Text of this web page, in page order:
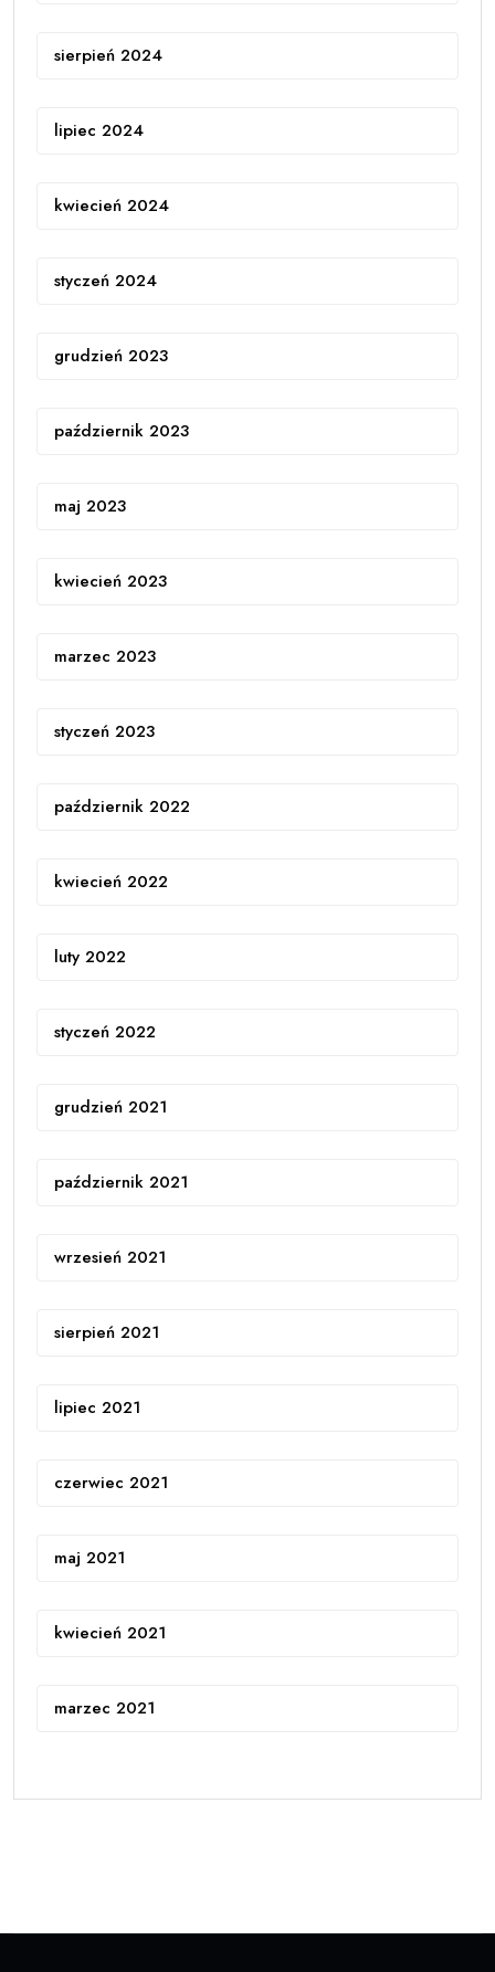
sierpień 2024
lipiec 2024
kwiecień 2024
styczeń 2024
grudzień 2023
październik 2023
maj 2023
kwiecień 2023
marzec 2023
styczeń 2023
październik 2022
kwiecień 2022
luty 2022
styczeń 2022
grudzień 2021
październik 2021
wrzesień 2021
sierpień 2021
lipiec 2021
czerwiec 2021
maj 2021
kwiecień 2021
marzec 2021